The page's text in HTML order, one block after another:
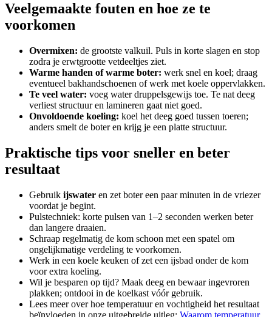
Veelgemaakte fouten en hoe ze te
voorkomen
Overmixen: de grootste valkuil. Puls in korte slagen en stop
zodra je erwtgrootte vetdeeltjes ziet.
Warme handen of warme boter: werk snel en koel; draag
eventueel bakhandschoenen of werk met koele oppervlakken.
Te veel water: voeg water druppelsgewijs toe. Te nat deeg
verliest structuur en lamineren gaat niet goed.
Onvoldoende koeling: koel het deeg goed tussen toeren;
anders smelt de boter en krijg je een platte structuur.
Praktische tips voor sneller en beter
resultaat
Gebruik ijswater en zet boter een paar minuten in de vriezer
voordat je begint.
Pulstechniek: korte pulsen van 1–2 seconden werken beter
dan langere draaien.
Schraap regelmatig de kom schoon met een spatel om
ongelijkmatige verdeling te voorkomen.
Werk in een koele keuken of zet een ijsbad onder de kom
voor extra koeling.
Wil je besparen op tijd? Maak deeg en bewaar ingevroren
plakken; ontdooi in de koelkast vóór gebruik.
Lees meer over hoe temperatuur en vochtigheid het resultaat
beïnvloeden in onze uitgebreide uitleg: Waarom temperatuur